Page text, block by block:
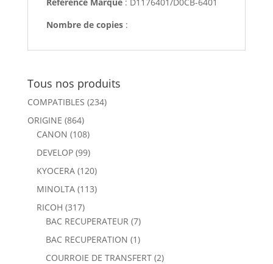
Nombre de copies:
Tous nos produits
COMPATIBLES (234)
ORIGINE (864)
CANON (108)
DEVELOP (99)
KYOCERA (120)
MINOLTA (113)
RICOH (317)
BAC RECUPERATEUR (7)
BAC RECUPERATION (1)
COURROIE DE TRANSFERT (2)